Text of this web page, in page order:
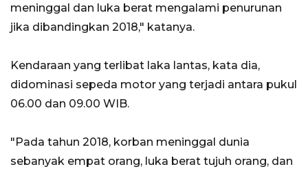
meninggal dan luka berat mengalami penurunan
jika dibandingkan 2018," katanya.
Kendaraan yang terlibat laka lantas, kata dia,
didominasi sepeda motor yang terjadi antara pukul
06.00 dan 09.00 WIB.
"Pada tahun 2018, korban meninggal dunia
sebanyak empat orang, luka berat tujuh orang, dan